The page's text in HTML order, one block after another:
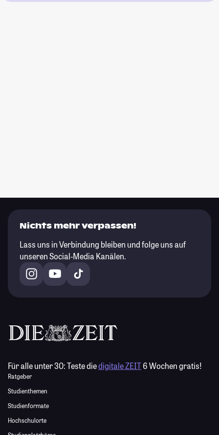
Nichts mehr verpassen!
Lass uns in Verbindung bleiben und folge uns auf
unseren Social-Media Kanälen.
Für alle unter 30:Teste diedigitale ZEIT6 Wochen gratis!
Ratgeber
Studienthemen
Studienformate
Hochschulorte